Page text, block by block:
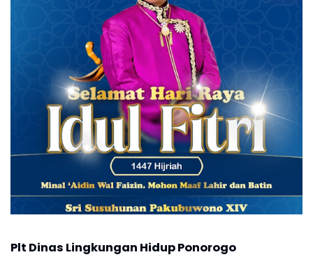
Plt Dinas Lingkungan Hidup Ponorogo